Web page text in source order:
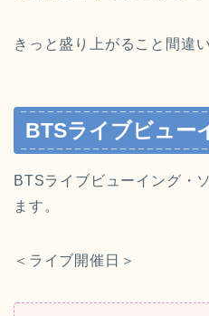
きっと盛り上がること間違
BTSライブビュー
BTSライブビューイング・
ます。
＜ライブ開催日＞